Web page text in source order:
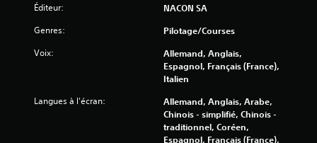
Éditeur: NACON SA
Genres: Pilotage/Courses
Voix:
Allemand, Anglais,
Espagnol, Français (France),
Italien
Langues à l'écran:
Allemand, Anglais, Arabe,
Chinois - simplifié, Chinois -
traditionnel, Coréen,
Espagnol, Français (France),